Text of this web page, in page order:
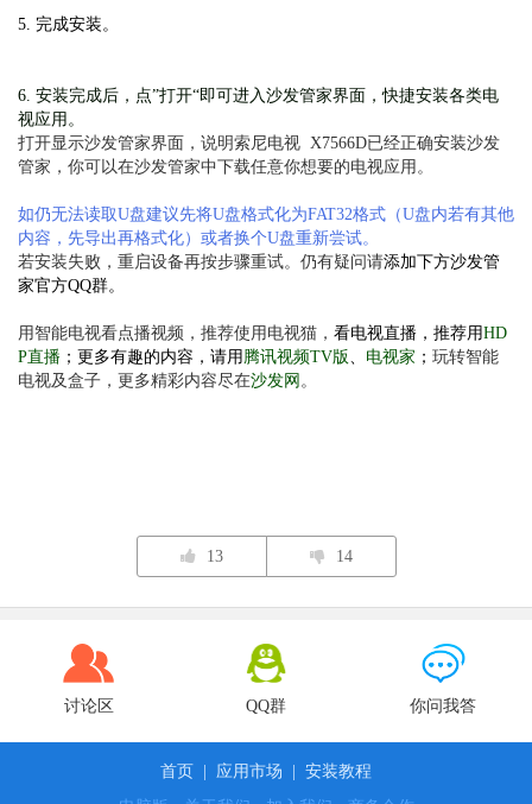
5. 完成安装。
6. 安装完成后，点”打开“即可进入沙发管家界面，快捷安装各类电
视应用。
打开显示沙发管家界面，说明索尼电视 X7566D已经正确安装沙发
管家，你可以在沙发管家中下载任意你想要的电视应用。
如仍无法读取U盘建议先将U盘格式化为FAT32格式（U盘内若有其他
内容，先导出再格式化）或者换个U盘重新尝试。
若安装失败，重启设备再按步骤重试。仍有疑问请添加下方沙发管
家官方QQ群。
用智能电视看点播视频，推荐使用电视猫， 看电视直播，推荐用HD
P直播 ；更多有趣的内容，请用 腾讯视频TV版 、 电视家 ； 玩转智能
电视及盒子，更多精彩内容尽在沙发网 。
13 14
讨论区 QQ群 你问我答
首页 | 应用市场 | 安装教程